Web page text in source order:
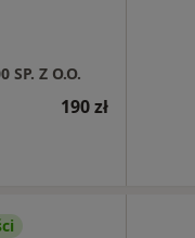
Z O.O.
190 zł